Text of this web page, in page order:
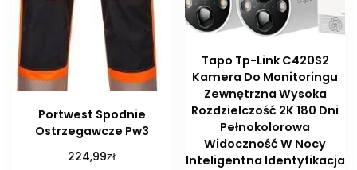
Portwest Spodnie
Ostrzegawcze Pw3
224,99zł
Tapo Tp-Link C420S2
Kamera Do Monitoringu
Zewnętrzna Wysoka
Rozdzielczość 2K 180 Dni
Pełnokolorowa
Widoczność W Nocy
Inteligentna Identyfikacja